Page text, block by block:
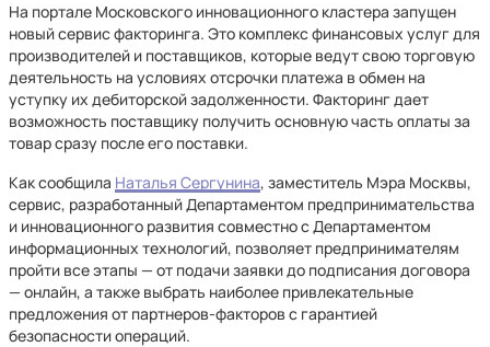
На портале Московского инновационного кластера запущен
новый сервис факторинга. Это комплекс финансовых услуг для
производителей и поставщиков, которые ведут свою торговую
деятельность на условиях отсрочки платежа в обмен на
уступку их дебиторской задолженности. Факторинг дает
возможность поставщику получить основную часть оплаты за
товар сразу после его поставки.
Как сообщила Наталья Сергунина, заместитель Мэра Москвы,
сервис, разработанный Департаментом предпринимательства
и инновационного развития совместно с Департаментом
информационных технологий, позволяет предпринимателям
пройти все этапы — от подачи заявки до подписания договора
— онлайн, а также выбрать наиболее привлекательные
предложения от партнеров-факторов с гарантией
безопасности операций.